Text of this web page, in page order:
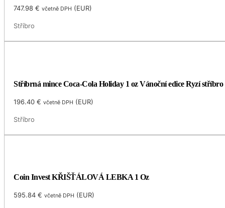
747.98€ včetně DPH (EUR)
Stříbro
Stříbrná mince Coca-Cola Holiday 1 oz Vánoční edice Ryzí stříbro
196.40€ včetně DPH (EUR)
Stříbro
Coin Invest KŘIŠŤÁLOVÁ LEBKA 1 Oz
595.84€ včetně DPH (EUR)